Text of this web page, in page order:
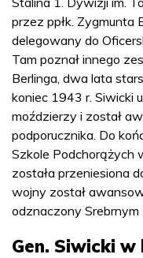
przez ppłk. Zygmunta
delegowany do
Tam poznał innego
Berlinga, dwa lata
koniec 1943 r. Siwicki
moździerzy i został
podporucznika. Do
Szkole Podchorążych
została przeniesiona
wojny został
odznaczony Srebrnym
Gen. Siwicki w